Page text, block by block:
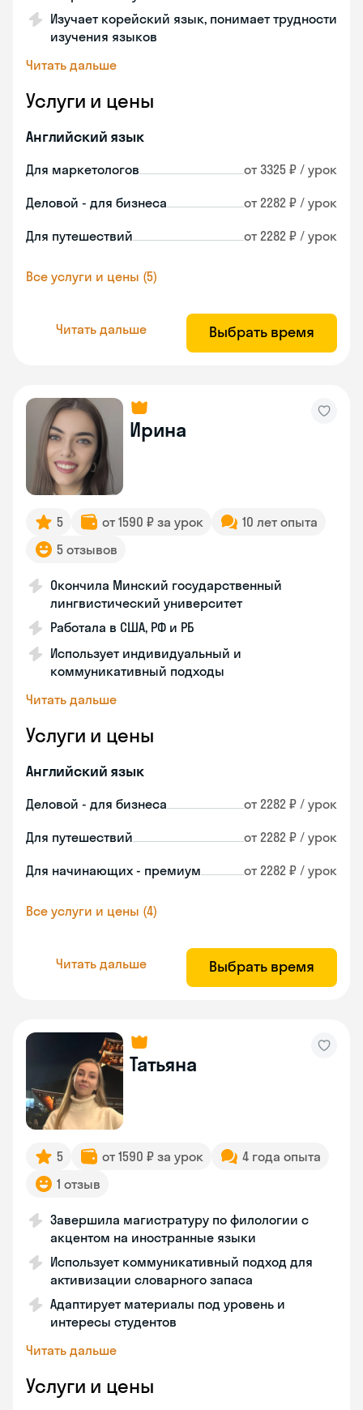
Изучает корейский язык, понимает трудности
изучения языков
Читать дальше
Услуги и цены
Английский язык
Для маркетологов от 3325 ₽ / урок
Деловой - для бизнеса от 2282 ₽ / урок
Для путешествий от 2282 ₽ / урок
Все услуги и цены (5)
Читать дальше Выбрать время
Ирина
5 от 1590 ₽ за урок
10 лет опыта
5 отзывов
Окончила Минский государственный
лингвистический университет
Работала в США, РФ и РБ
Использует индивидуальный и
коммуникативный подходы
Читать дальше
Услуги и цены
Английский язык
Деловой - для бизнеса от 2282 ₽ / урок
Для путешествий от 2282 ₽ / урок
Для начинающих - премиум от 2282 ₽ / урок
Все услуги и цены (4)
Читать дальше Выбрать время
Татьяна
5 от 1590 ₽ за урок
4 года опыта
1 отзыв
Завершила магистратуру по филологии с
акцентом на иностранные языки
Использует коммуникативный подход для
активизации словарного запаса
Адаптирует материалы под уровень и
интересы студентов
Читать дальше
Услуги и цены